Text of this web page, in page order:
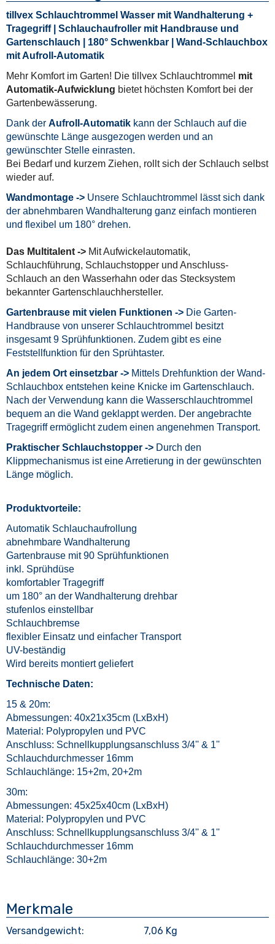
tillvex Schlauchtrommel Wasser mit Wandhalterung +
Tragegriff | Schlauchaufroller mit Handbrause und
Gartenschlauch | 180° Schwenkbar | Wand-Schlauchbox
mit Aufroll-Automatik
Mehr Komfort im Garten! Die tillvex Schlauchtrommel mit
Automatik-Aufwicklung bietet höchsten Komfort bei der
Gartenbewässerung.
Dank der Aufroll-Automatik kann der Schlauch auf die
gewünschte Länge ausgezogen werden und an
gewünschter Stelle einrasten.
Bei Bedarf und kurzem Ziehen, rollt sich der Schlauch selbst
wieder auf.
Wandmontage -> Unsere Schlauchtrommel lässt sich dank
der abnehmbaren Wandhalterung ganz einfach montieren
und flexibel um 180° drehen.
Das Multitalent -> Mit Aufwickelautomatik,
Schlauchführung, Schlauchstopper und Anschluss-
Schlauch an den Wasserhahn oder das Stecksystem
bekannter Gartenschlauchhersteller.
Gartenbrause mit vielen Funktionen -> Die Garten-
Handbrause von unserer Schlauchtrommel besitzt
insgesamt 9 Sprühfunktionen. Zudem gibt es eine
Feststellfunktion für den Sprühtaster.
An jedem Ort einsetzbar -> Mittels Drehfunktion der Wand-
Schlauchbox entstehen keine Knicke im Gartenschlauch.
Nach der Verwendung kann die Wasserschlauchtrommel
bequem an die Wand geklappt werden. Der angebrachte
Tragegriff ermöglicht zudem einen angenehmen Transport.
Praktischer Schlauchstopper -> Durch den
Klippmechanismus ist eine Arretierung in der gewünschten
Länge möglich.
Produktvorteile:
Automatik Schlauchaufrollung
abnehmbare Wandhalterung
Gartenbrause mit 90 Sprühfunktionen
inkl. Sprühdüse
komfortabler Tragegriff
um 180° an der Wandhalterung drehbar
stufenlos einstellbar
Schlauchbremse
flexibler Einsatz und einfacher Transport
UV-beständig
Wird bereits montiert geliefert
Technische Daten:
15 & 20m:
Abmessungen: 40x21x35cm (LxBxH)
Material: Polypropylen und PVC
Anschluss: Schnellkupplungsanschluss 3/4'' & 1''
Schlauchdurchmesser 16mm
Schlauchlänge: 15+2m, 20+2m
30m:
Abmessungen: 45x25x40cm (LxBxH)
Material: Polypropylen und PVC
Anschluss: Schnellkupplungsanschluss 3/4'' & 1''
Schlauchdurchmesser 16mm
Schlauchlänge: 30+2m
Merkmale
Versandgewicht:
7,06 Kg